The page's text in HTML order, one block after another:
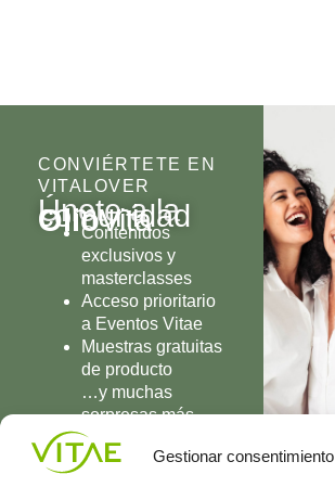
Gestionar consentimiento
CONVIÉRTETE EN
VITALOVER
Únete a la
comunidad
OlioVita
Contenidos
exclusivos y
masterclasses
Acceso prioritario
a Eventos Vitae
Muestras gratuitas
de producto
…y muchas
sorpresas más
UNIRME